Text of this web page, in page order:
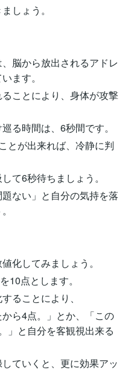
しょう。
脳から放出されるアドレ
ます。
ことにより、身体が攻撃
る時間は、6秒間です。
とが出来れば、冷静に判
て6秒待ちましょう。
ない」と自分の気持を落
化してみましょう。
10点とします。
ることにより、
から4点。」とか、「この
」と自分を客観視出来る
ていくと、更に効果アッ